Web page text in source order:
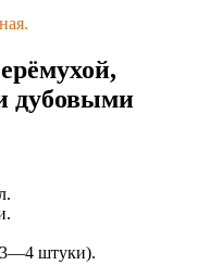
дубовыми
штуки).